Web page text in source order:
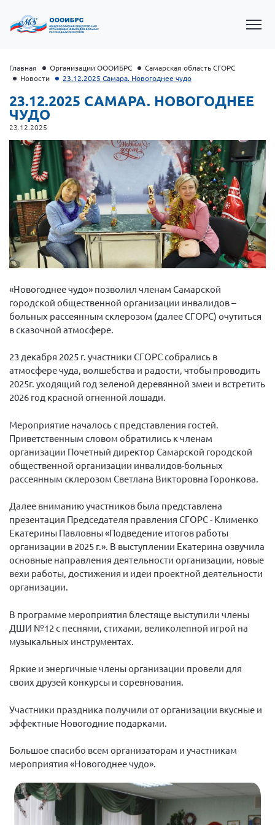
Президент Власов Я.В.
Первый вице-президент Кичигина Н. Ф.
Генеральный директор Матвиевская О.В.
Вице-президент Зрячева Н.В.
Информационная служба
Отдел международных отношений
Вице-президент Валюх М.В.
Вице-президент Чернова А.В.
Вице-президент Цикорин И.В.
Главный бухгалтер Жаворонкова Г.М.
Конференция ОООИБРС 2026
Конференция ОООИБРС 2025
Конференция ОООИБРС 2024
Конференция ОООИБРС 2023
Конференция ОООИБРС 2022
Конференция ОООИБРС 2021
Конференция ВСЭ 2021
Конференция ОООИБРС 2020
Документы съездов
Второй съезд
Четвертый съезд
Шестой съезд
ОФ «Фонд содействия больным рассеянным
Новости: Казахстан
Главная Организации ОООИБРС
Самарская область СГОРС
Новости
23.12.2025 Самара. Новогоднее чудо
23.12.2025 САМАРА. НОВОГОДНЕЕ
ЧУДО
23.12.2025
«Новогоднее чудо» позволил членам Самарской
городской общественной организации инвалидов –
больных рассеянным склерозом (далее СГОРС) очутиться
в сказочной атмосфере.
23 декабря 2025 г. участники СГОРС собрались в
атмосфере чуда, волшебства и радости, чтобы проводить
2025г. уходящий год зеленой деревянной змеи и встретить
2026 год красной огненной лошади.
Мероприятие началось с представления гостей.
Приветственным словом обратились к членам
организации Почетный директор Самарской городской
общественной организации инвалидов-больных
рассеянным склерозом Светлана Викторовна Горонкова.
Далее вниманию участников была представлена
презентация Председателя правления СГОРС - Клименко
Екатерины Павловны «Подведение итогов работы
организации в 2025 г.». В выступлении Екатерина озвучила
основные направления деятельности организации, новые
вехи работы, достижения и идеи проектной деятельности
организации.
В программе мероприятия блестяще выступили члены
ДШИ №12 с песнями, стихами, великолепной игрой на
музыкальных инструментах.
Яркие и энергичные члены организации провели для
своих друзей конкурсы и соревнования.
Участники праздника получили от организации вкусные и
эффектные Новогодние подарками.
Большое спасибо всем организаторам и участникам
мероприятия «Новогоднее чудо».